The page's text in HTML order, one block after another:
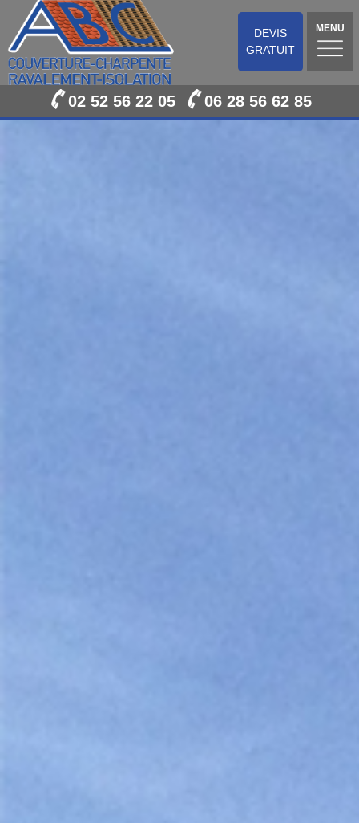
DEVIS
GRATUIT
MENU
02 52 56 22 05 06 28 56 62 85